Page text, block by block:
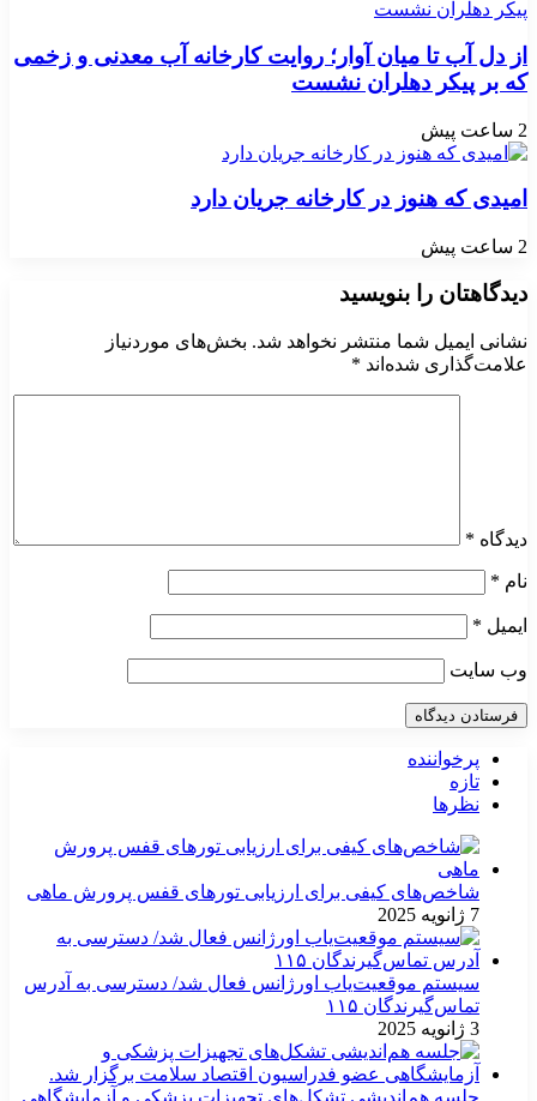
از دل آب تا میان آوار؛ روایت کارخانه آب معدنی و زخمی
که بر پیکر دهلران نشست
2 ساعت پیش
امیدی که هنوز در کارخانه جریان دارد
2 ساعت پیش
دیدگاهتان را بنویسید
نشانی ایمیل شما منتشر نخواهد شد. بخش‌های موردنیاز
علامت‌گذاری شده‌اند *
دیدگاه *
نام *
ایمیل *
وب‌ سایت
پرخواننده
تازه
نظرها
شاخص‌های کیفی برای ارزیابی تورهای قفس پرورش ماهی
7 ژانویه 2025
سیستم موقعیت‌یاب اورژانس فعال شد/ دسترسی به آدرس
تماس‌گیرندگان ۱۱۵
3 ژانویه 2025
جلسه هم‌اندیشی تشکل‌های تجهیزات پزشکی و آزمایشگاهی